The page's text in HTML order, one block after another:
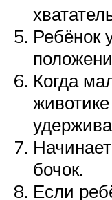
Ребёнок
Когда
бочок.
Если